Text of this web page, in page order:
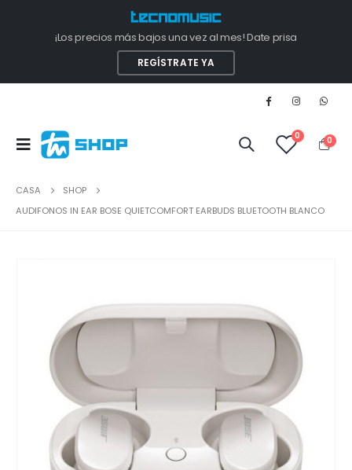
¡Los precios más bajos una vez al mes! Date prisa
REGÍSTRATE YA
0 0
CASA
SHOP
AUDIFONOS IN EAR BOSE QUIETCOMFORT EARBUDS BLUETOOTH BLANCO